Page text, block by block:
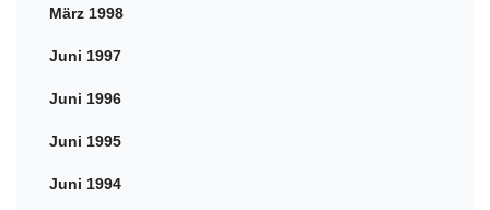
März 1998
Juni 1997
Juni 1996
Juni 1995
Juni 1994